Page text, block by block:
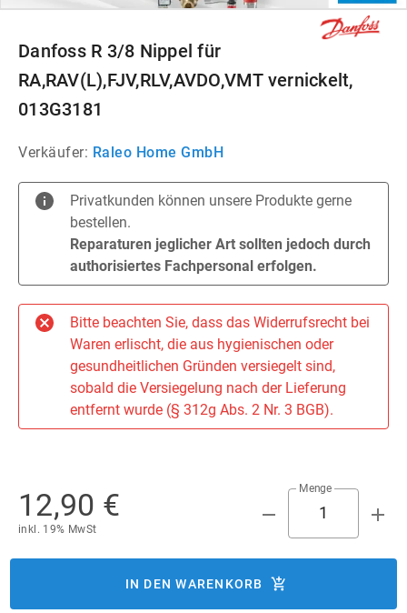
Danfoss R 3/8 Nippel für
RA,RAV(L),FJV,RLV,AVDO,VMT vernickelt,
013G3181
Verkäufer: Raleo Home GmbH
Privatkunden können unsere Produkte gerne
bestellen.
Reparaturen jeglicher Art sollten jedoch durch
authorisiertes Fachpersonal erfolgen.
Bitte beachten Sie, dass das Widerrufsrecht bei
Waren erlischt, die aus hygienischen oder
gesundheitlichen Gründen versiegelt sind,
sobald die Versiegelung nach der Lieferung
entfernt wurde (§ 312g Abs. 2 Nr. 3 BGB).
12,90 €
inkl. 19% MwSt
Menge
IN DEN WARENKORB